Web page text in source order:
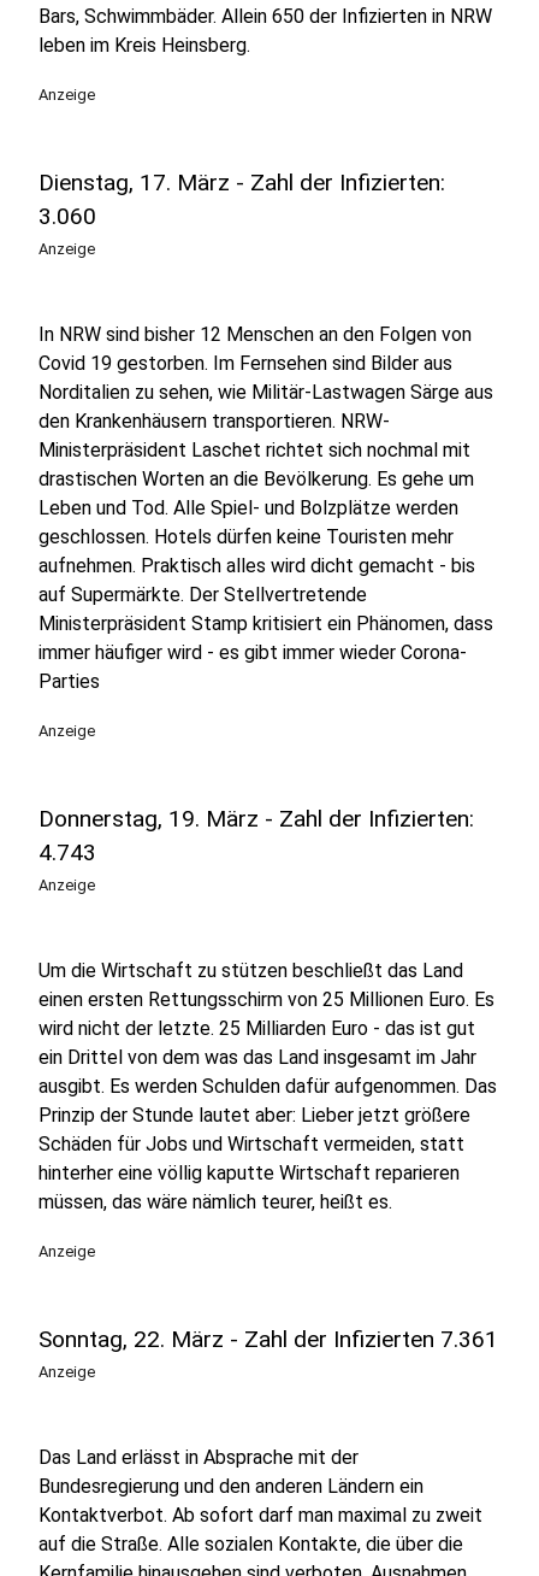
Bars, Schwimmbäder. Allein 650 der Infizierten in NRW
leben im Kreis Heinsberg.
Anzeige
Dienstag, 17. März - Zahl der Infizierten:
3.060
Anzeige
In NRW sind bisher 12 Menschen an den Folgen von
Covid 19 gestorben. Im Fernsehen sind Bilder aus
Norditalien zu sehen, wie Militär-Lastwagen Särge aus
den Krankenhäusern transportieren. NRW-
Ministerpräsident Laschet richtet sich nochmal mit
drastischen Worten an die Bevölkerung. Es gehe um
Leben und Tod. Alle Spiel- und Bolzplätze werden
geschlossen. Hotels dürfen keine Touristen mehr
aufnehmen. Praktisch alles wird dicht gemacht - bis
auf Supermärkte. Der Stellvertretende
Ministerpräsident Stamp kritisiert ein Phänomen, dass
immer häufiger wird - es gibt immer wieder Corona-
Parties
Anzeige
Donnerstag, 19. März - Zahl der Infizierten:
4.743
Anzeige
Um die Wirtschaft zu stützen beschließt das Land
einen ersten Rettungsschirm von 25 Millionen Euro. Es
wird nicht der letzte. 25 Milliarden Euro - das ist gut
ein Drittel von dem was das Land insgesamt im Jahr
ausgibt. Es werden Schulden dafür aufgenommen. Das
Prinzip der Stunde lautet aber: Lieber jetzt größere
Schäden für Jobs und Wirtschaft vermeiden, statt
hinterher eine völlig kaputte Wirtschaft reparieren
müssen, das wäre nämlich teurer, heißt es.
Anzeige
Sonntag, 22. März - Zahl der Infizierten 7.361
Anzeige
Das Land erlässt in Absprache mit der
Bundesregierung und den anderen Ländern ein
Kontaktverbot. Ab sofort darf man maximal zu zweit
auf die Straße. Alle sozialen Kontakte, die über die